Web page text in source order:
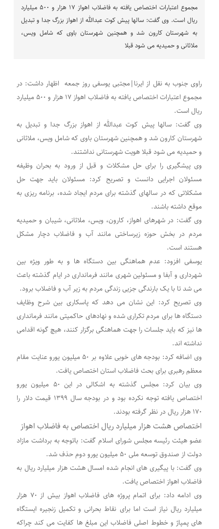
مجموع اعتبارات اختصاص یافته به فاضلاب اهواز ۱۷ هزار و ۵۰۰ میلیارد
ریال است. وی گفت: سالها پیش کوت عبدالله از اهواز بزرگ جدا و تبدیل
به شهرستان کارون شد و همچنین شهرستان باوی که شامل ویس،
ملاثانی و حمیدیه می شود قبلا
راوی جنوب به نقل از ایرنا|مجتبی یوسفی روز جمعه اظهار داشت: در
مجموع اعتبارات اختصاص یافته به فاضلاب اهواز ۱۷ هزار و ۵۰۰ میلیارد
ریال است.
وی گفت: سالها پیش کوت عبدالله از اهواز بزرگ جدا و تبدیل به
شهرستان کارون شد و همچنین شهرستان باوی که شامل ویس، ملاثانی
و حمیدیه می شود قبلا هویت شهرستانی نداشتند.
وی پیشگیری را برای حل مشکلات و قبل از ورود به بحران وظیفه
مسئولان اجرایی دانست و تصریح کرد: مسئولان باید جهت حل
مشکلاتی که در سالهای گذشته برای مردم ایجاد شده، برنامه ریزی به
موقع داشته باشند.
وی گفت: در شهرهای اهواز، کارون، ویس، ملاثانی، شیبان و حمیدیه
مردم در بخش حوزه زیرساختی مانند آب و فاضلاب دچار مشکل
هستند است.
یوسفی افزود: عدم هماهنگی بین دستگاه ها و به طور ویژه بین
شهرداری و آبفا و مسئولین شهری مانند فرمانداری در ایام گذشته باعث
می شد تا با یک بارندگی جزیی زندگی مردم به زیر آب و فاضلاب برود.
وی تصریح کرد: این نشان می دهد که پاسکاری بین شرح وظایف
دستگاه ها برای مردم تکراری شده و نهادهای حاکمیتی مانند فرمانداری
ها نیز که باید جلسات را جهت هماهنگی برگزار کنند، هیچ گونه اقدامی
نداشته اند.
وی اضافه کرد: بودجه های خوبی علاوه بر ۵۰ میلیون یورو عنایت مقام
معظم رهبری برای بحث فاضلاب استان اختصاص یافت.
وی بیان کرد: مجلس گذشته به اشکالی در این ۵۰ میلیون یورو
اختصاص یافته توجه نکرده بود و در بودجه سال ۱۳۹۹ قیمت دلار را
۱۷۰ هزار ریال در نظر گرفته بودند.
اختصاص هشت هزار میلیارد ریال اختصاص به فاضلاب اهواز
عضو هیئت رئیسه مجلس شورای اسلام گفت: باتوجه به برداشت مازاد
دولت از صندوق توسعه ملی ۵۰ میلیون یورو دوم حذف شد.
وی گفت: با پیگیری های انجام شده امسال هشت هزار میلیارد ریال به
فاضلاب اهواز اختصاص یافت.
وی ادامه داد: برای اتمام پروژه های فاضلاب اهواز بیش از ۷۰ هزار
میلیارد ریال نیاز است اما برای نقاط بحرانی و تکمیل زنجیره ایستگاه
های پمپاژ و خطوط اصلی فاضلاب این مبلغ ها کفایت می کند چراکه